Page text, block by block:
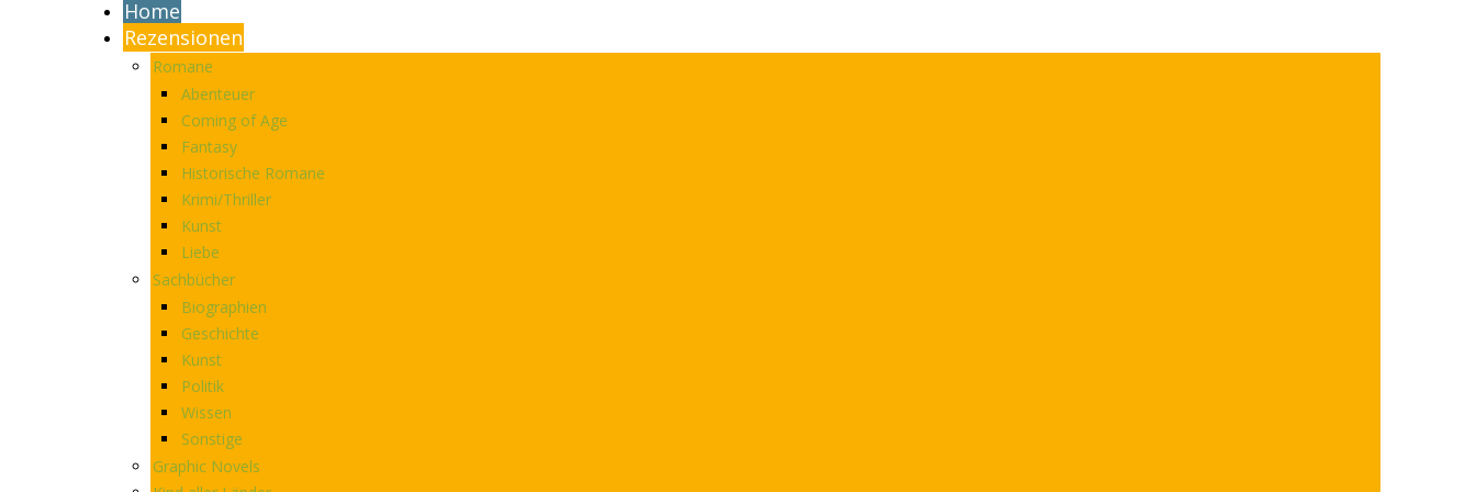
Home
Rezensionen
Romane
Abenteuer
Coming of Age
Fantasy
Historische Romane
Krimi/Thriller
Kunst
Liebe
Sachbücher
Biographien
Geschichte
Kunst
Politik
Wissen
Sonstige
Graphic Novels